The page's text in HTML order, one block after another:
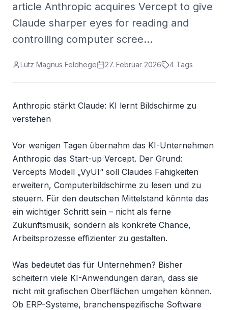
article Anthropic acquires Vercept to give
Claude sharper eyes for reading and
controlling computer scree…
Lutz Magnus Feldhege 27. Februar 2026 4 Tags
Anthropic stärkt Claude: KI lernt Bildschirme zu
verstehen
Vor wenigen Tagen übernahm das KI-Unternehmen
Anthropic das Start-up Vercept. Der Grund:
Vercepts Modell „VyUI“ soll Claudes Fähigkeiten
erweitern, Computerbildschirme zu lesen und zu
steuern. Für den deutschen Mittelstand könnte das
ein wichtiger Schritt sein – nicht als ferne
Zukunftsmusik, sondern als konkrete Chance,
Arbeitsprozesse effizienter zu gestalten.
Was bedeutet das für Unternehmen? Bisher
scheitern viele KI-Anwendungen daran, dass sie
nicht mit grafischen Oberflächen umgehen können.
Ob ERP-Systeme, branchenspezifische Software